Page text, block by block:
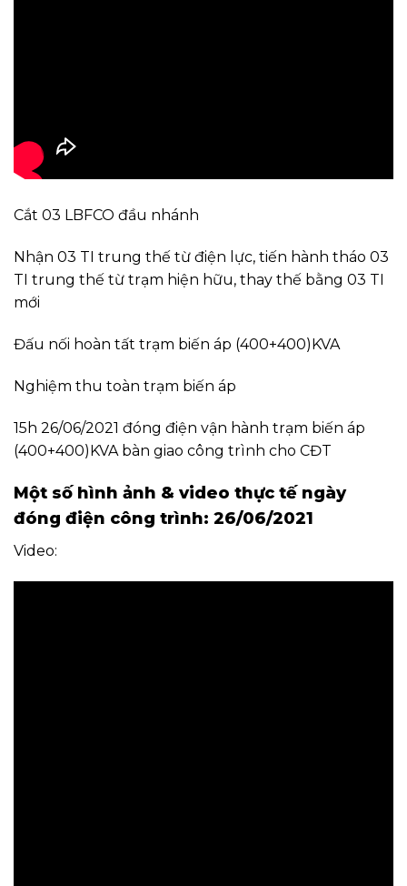
Cắt 03 LBFCO đầu nhánh
Nhận 03 TI trung thế từ điện lực, tiến hành tháo 03
TI trung thế từ trạm hiện hữu, thay thế bằng 03 TI
mới
Đấu nối hoàn tất trạm biến áp (400+400)KVA
Nghiệm thu toàn trạm biến áp
15h 26/06/2021 đóng điện vận hành trạm biến áp
(400+400)KVA bàn giao công trình cho CĐT
Một số hình ảnh & video thực tế ngày
đóng điện công trình: 26/06/2021
Video: